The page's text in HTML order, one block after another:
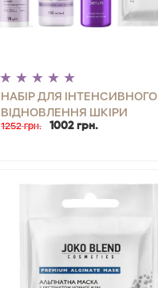
НАБІР ДЛЯ ІНТЕНСИВНОГО
ВІДНОВЛЕННЯ ШКІРИ
ОБЛИЧЧЯ JOKO BLEND
1252 грн. 1002 грн.